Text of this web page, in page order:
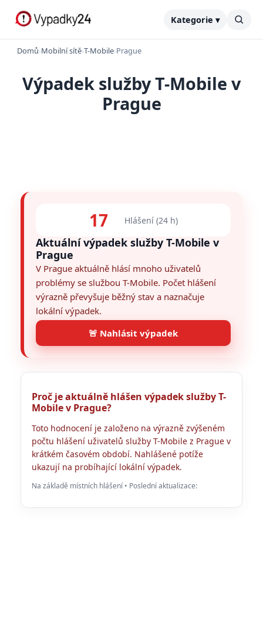
Kategorie ▾
Domů›Mobilní sítě›T-Mobile›Prague
Výpadek služby T-Mobile v
Prague
17 Hlášení (24 h)
Aktuální výpadek služby T-Mobile v
Prague
V Prague aktuálně hlásí mnoho uživatelů
problémy se službou T-Mobile. Počet hlášení
výrazně převyšuje běžný stav a naznačuje
lokální výpadek.
🚨 Nahlásit výpadek
Proč je aktuálně hlášen výpadek služby T-
Mobile v Prague?
Toto hodnocení je založeno na výrazně zvýšeném
počtu hlášení uživatelů služby T-Mobile z Prague v
krátkém časovém období. Nahlášené potíže
ukazují na probíhající lokální výpadek.
Na základě místních hlášení • Poslední aktualizace: